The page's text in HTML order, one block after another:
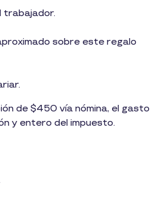
trabajador.
sobre este regalo
de $450 vía nómina, el gasto
y entero del impuesto.